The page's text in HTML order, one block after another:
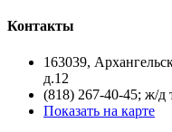
Контакты
163039,
д.12
(818) 267-40-45; ж/д
Показать на карте